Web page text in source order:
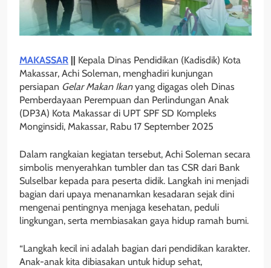
MAKASSAR || Kepala Dinas Pendidikan (Kadisdik) Kota
Makassar, Achi Soleman, menghadiri kunjungan
persiapan Gelar Makan Ikanyang digagas oleh Dinas
Pemberdayaan Perempuan dan Perlindungan Anak
(DP3A) Kota Makassar di UPT SPF SD Kompleks
Monginsidi, Makassar, Rabu 17 September 2025
Dalam rangkaian kegiatan tersebut, Achi Soleman secara
simbolis menyerahkan tumbler dan tas CSR dari Bank
Sulselbar kepada para peserta didik. Langkah ini menjadi
bagian dari upaya menanamkan kesadaran sejak dini
mengenai pentingnya menjaga kesehatan, peduli
lingkungan, serta membiasakan gaya hidup ramah bumi.
“Langkah kecil ini adalah bagian dari pendidikan karakter.
Anak-anak kita dibiasakan untuk hidup sehat,